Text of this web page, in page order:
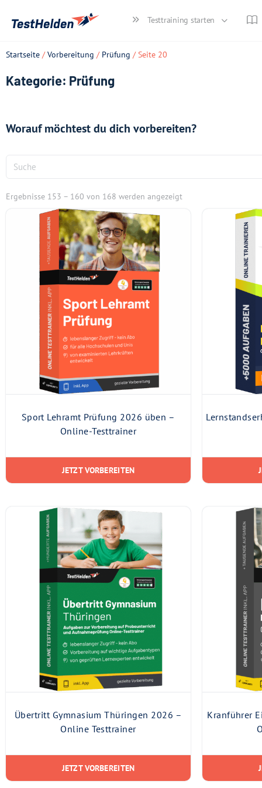
Testtraining starten
Startseite /Vorbereitung / Prüfung / Seite 20
Kategorie: Prüfung
Worauf möchtest du dich vorbereiten?
Ergebnisse 153 – 160 von 168 werden angezeigt
Sport Lehramt Prüfung 2026 üben –
Online-Testtrainer
JETZT VORBEREITEN
Übertritt Gymnasium Thüringen 2026 –
Online Testtrainer
JETZT VORBEREITEN
Kranführer